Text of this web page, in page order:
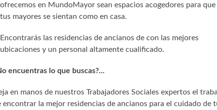
ofrecemos en MundoMayor sean espacios acogedores para que
tus mayores se sientan como en casa.
Encontrarás las residencias de ancianos de con las mejores
ubicaciones y un personal altamente cualificado.
encuentras lo que buscas?...
en manos de nuestros Trabajadores Sociales expertos el
encontrar la mejor residencias de ancianos para el cuidado de